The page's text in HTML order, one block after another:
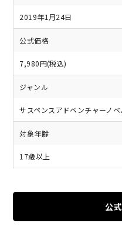
2019年1月24日
公式価格
7,980円(税込)
ジャンル
サスペンスアドベンチャーノベ
対象年齢
17歳以上
公